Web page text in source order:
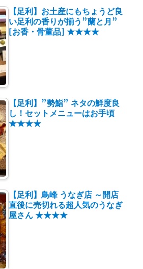
【足利】お土産にもちょうど良
い足利の香りが揃う”蘭と月”
[お香・骨董品] ★★★★
【足利】”勢鮨” ネタの鮮度良
し！セットメニューはお手頃
★★★★
【足利】鳥峰 うなぎ店 ～開店
直後に売切れる超人気のうなぎ
屋さん ★★★★